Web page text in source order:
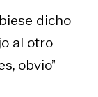
dicho
al otro
obvio”